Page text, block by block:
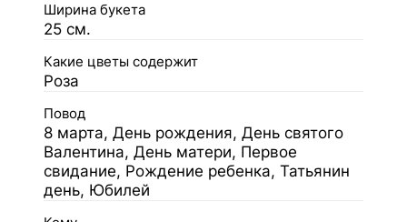
Ширина букета
25 см.
Какие цветы содержит
Роза
Повод
8 марта, День рождения, День святого
Валентина, День матери, Первое
свидание, Рождение ребенка, Татьянин
день, Юбилей